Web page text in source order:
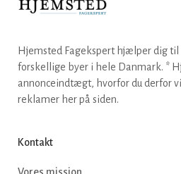
Hjemsted Fagekspert hjælper dig
forskellige byer i hele Danmark. *
annonceindtægt, hvorfor du derfor
reklamer her på siden.
Kontakt